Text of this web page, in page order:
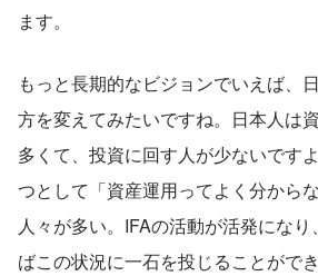
ます。
もっと長期的なビジョンでいえば、
方を変えてみたいですね。日本人は
多くて、投資に回す人が少ないです
つとして「資産運用ってよく分から
人々が多い。IFAの活動が活発にな
ばこの状況に一石を投じることがで